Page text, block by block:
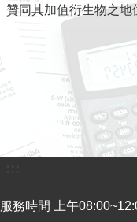
屋
返
官
贊同其加值衍生物之地
服務時間 上午